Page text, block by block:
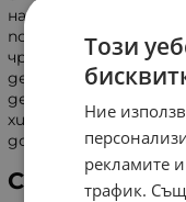
натриева ДНК,
помага за
чрез стягащ и
дебелината на
дерматологично
хипоалергенна
дозатор, който
Състав
Този
Ние
рекламите
трафик.